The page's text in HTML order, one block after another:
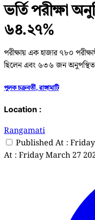
ভর্তি পরীক্ষা
৬৪.২৭%
পরীক্ষায় এক হাজার ৭৮০
ছিলেন এবং ৬৩৬ জন অনুপস্থিত
পুলক চক্রবর্তী, রাঙ্গামাটি
Location :
Rangamati
Published At :
At : Friday March 27